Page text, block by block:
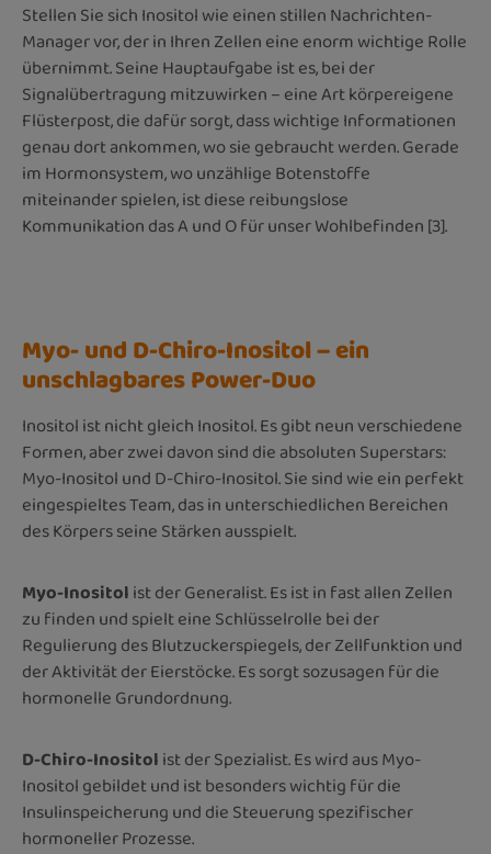
Stellen Sie sich Inositol wie einen stillen Nachrichten-
Manager vor, der in Ihren Zellen eine enorm wichtige Rolle
übernimmt. Seine Hauptaufgabe ist es, bei der
Signalübertragung mitzuwirken – eine Art körpereigene
Flüsterpost, die dafür sorgt, dass wichtige Informationen
genau dort ankommen, wo sie gebraucht werden. Gerade
im Hormonsystem, wo unzählige Botenstoffe
miteinander spielen, ist diese reibungslose
Kommunikation das A und O für unser Wohlbefinden [3].
Myo- und D-Chiro-Inositol – ein
unschlagbares Power-Duo
Inositol ist nicht gleich Inositol. Es gibt neun verschiedene
Formen, aber zwei davon sind die absoluten Superstars:
Myo-Inositol und D-Chiro-Inositol. Sie sind wie ein perfekt
eingespieltes Team, das in unterschiedlichen Bereichen
des Körpers seine Stärken ausspielt.
Myo-Inositolist der Generalist. Es ist in fast allen Zellen
zu finden und spielt eine Schlüsselrolle bei der
Regulierung des Blutzuckerspiegels, der Zellfunktion und
der Aktivität der Eierstöcke. Es sorgt sozusagen für die
hormonelle Grundordnung.
D-Chiro-Inositolist der Spezialist. Es wird aus Myo-
Inositol gebildet und ist besonders wichtig für die
Insulinspeicherung und die Steuerung spezifischer
hormoneller Prozesse.